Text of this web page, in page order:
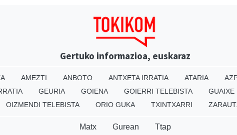
Gertuko informazioa, euskaraz
AMEZTI ANBOTO ANTXETA IRRATIA ATARIA
GEURIA GOIENA GOIERRI TELEBISTA
GUAIXE
OIZMENDI TELEBISTA ORIO GUKA TXINTXARRI
Matx Gurean Ttap